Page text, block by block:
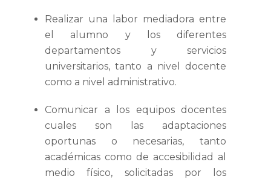
Realizar una labor mediadora entre
el alumno y los diferentes
departamentos y servicios
universitarios, tanto a nivel docente
como a nivel administrativo.
Comunicar a los equipos docentes
cuales son las adaptaciones
oportunas o necesarias, tanto
académicas como de accesibilidad al
medio físico, solicitadas por los